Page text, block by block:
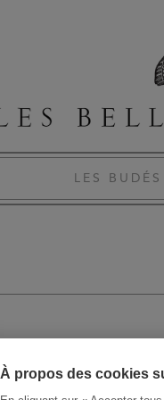
À propos des cookies
LES BUDÉS